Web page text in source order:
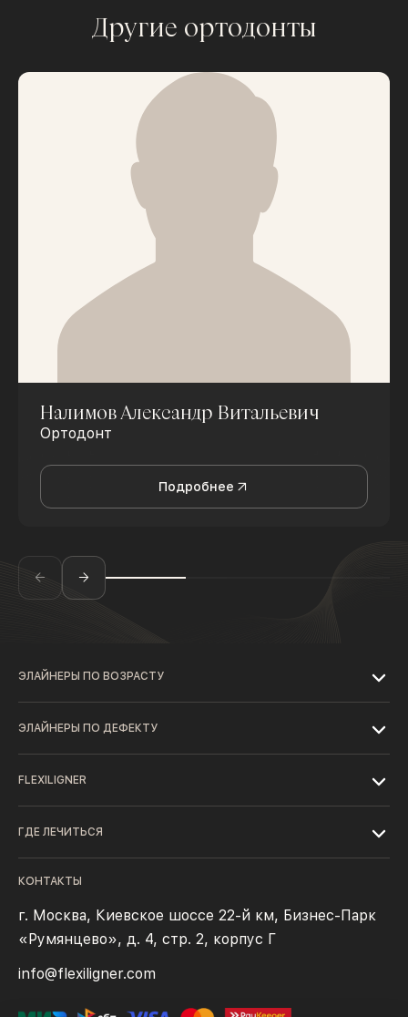
Другие ортодонты
Налимов Александр Витальевич
Ортодонт
Подробнее
ЭЛАЙНЕРЫ ПО ВОЗРАСТУ
ЭЛАЙНЕРЫ ПО ДЕФЕКТУ
FLEXILIGNER
ГДЕ ЛЕЧИТЬСЯ
КОНТАКТЫ
г. Москва, Киевское шоссе 22-й км, Бизнес-Парк
«Румянцево», д. 4, стр. 2, корпус Г
info@flexiligner.com